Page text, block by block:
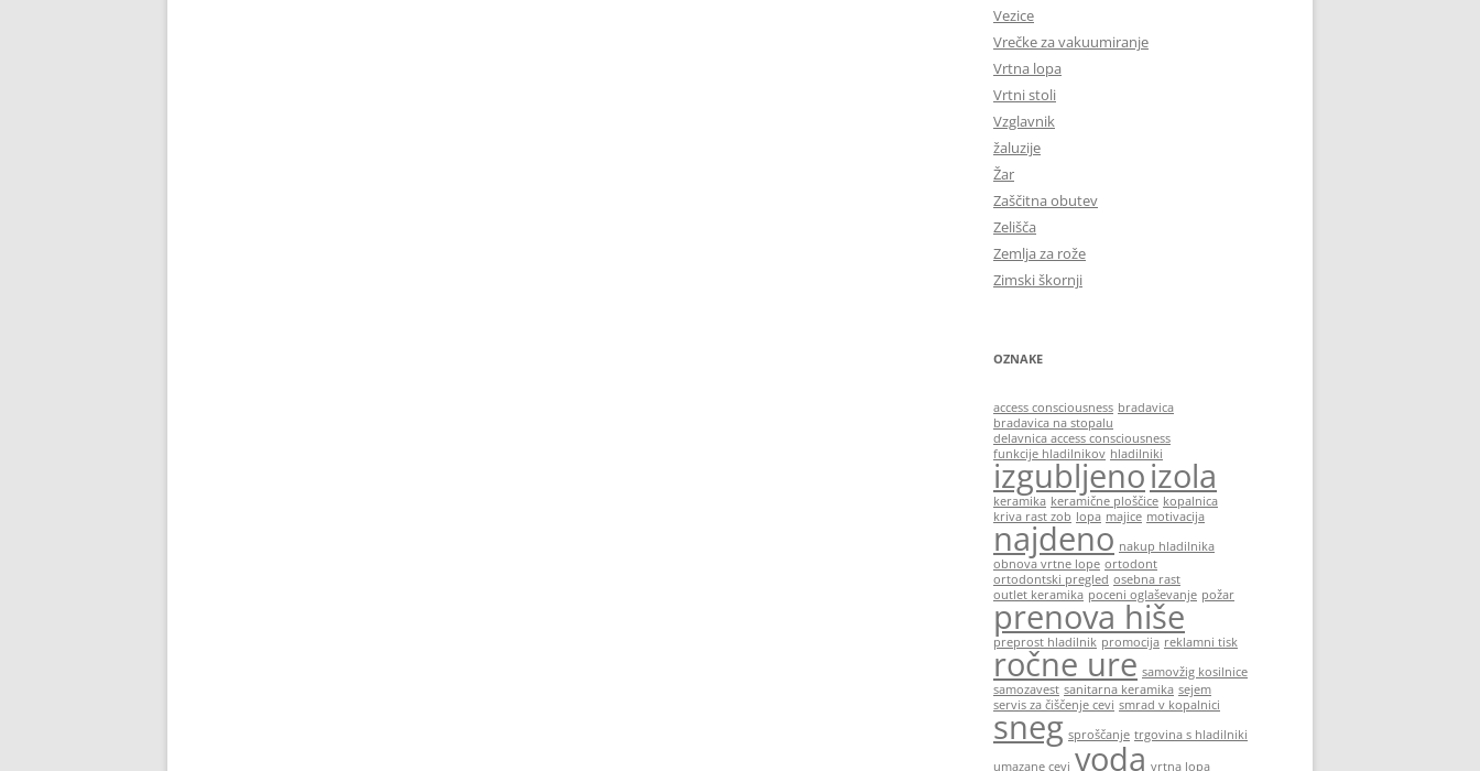
Vezice
Vrečke za vakuumiranje
Vrtna lopa
Vrtni stoli
Vzglavnik
žaluzije
Žar
Zaščitna obutev
Zelišča
Zemlja za rože
Zimski škornji
OZNAKE
access consciousness bradavica
bradavica na stopalu
delavnica access consciousness
funkcije hladilnikov hladilniki
izgubljenoizola
keramika keramične ploščice kopalnica
kriva rast zob lopa majice motivacija
najdeno nakup hladilnika
obnova vrtne lope ortodont
ortodontski pregled osebna rast
outlet keramika poceni oglaševanje požar
prenova hiše
preprost hladilnik promocija reklamni tisk
ročne ure samovžig kosilnice
samozavest sanitarna keramika sejem
servis za čiščenje cevi smrad v kopalnici
sneg sproščanje trgovina s hladilniki
umazane cevi voda vrtna lopa